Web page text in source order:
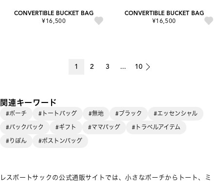
CONVERTIBLE BUCKET BAG
¥16,500
CONVERTIBLE BUCKET BAG
¥16,500
1 2 3 ... 10
関連キーワード
#ポーチ #トートバッグ #無地 #ブラック
#エッセンシャル
#バックパック
#ギフト #ママバッグ
#トラベルアイテム
#りぼん
#ボストンバッグ
レスポートサックの公式通販サイトでは、小さなポーチからトート、ミ